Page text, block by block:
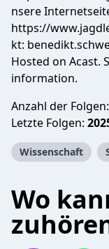
nsere
https://
kt:
Hosted on Acast.
information.
Anzahl der Folgen:
Letzte Folgen:
Wissenschaft
Wo